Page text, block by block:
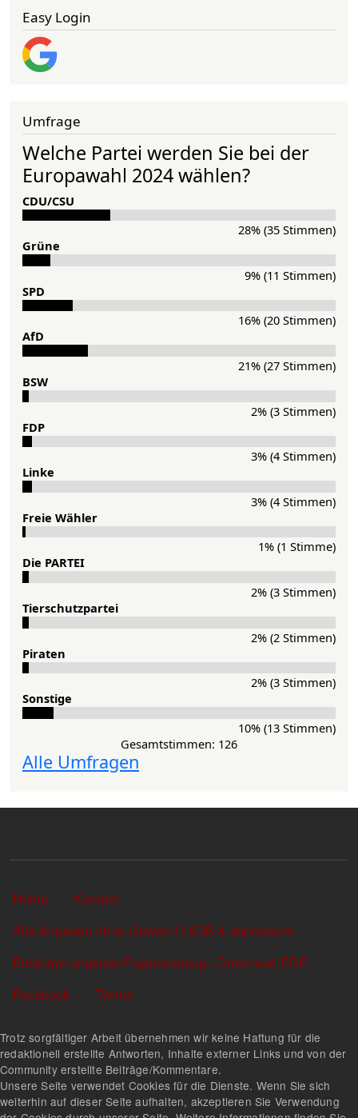
Easy Login
Umfrage
Welche Partei werden Sie bei der
Europawahl 2024 wählen?
CDU/CSU
28% (35 Stimmen)
Grü­ne
9% (11 Stimmen)
SPD
16% (20 Stimmen)
AfD
21% (27 Stimmen)
BSW
2% (3 Stimmen)
FDP
3% (4 Stimmen)
Lin­ke
3% (4 Stimmen)
Freie Wähler
1% (1 Stimme)
Die PAR­TEI
2% (3 Stimmen)
Tier­schutz­partei
2% (2 Stimmen)
Pi­ra­ten
2% (3 Stimmen)
Sons­ti­ge
10% (13 Stimmen)
Gesamtstimmen: 126
Alle Umfragen
Sekundärlinks
Home
Kontakt
Alle Angaben ohne Gewähr! | AGB & Impressum
Einbürgerungstest Fragenkatalog - Download PDF
Facebook
Twitter
Trotz sorgfältiger Arbeit übernehmen wir keine Haftung für die
redaktionell erstellte Antworten, Inhalte externer Links und von der
Community erstellte Beiträge/Kommentare.
Unsere Seite verwendet Cookies für die Dienste. Wenn Sie sich
weiterhin auf dieser Seite aufhalten, akzeptieren Sie Verwendung